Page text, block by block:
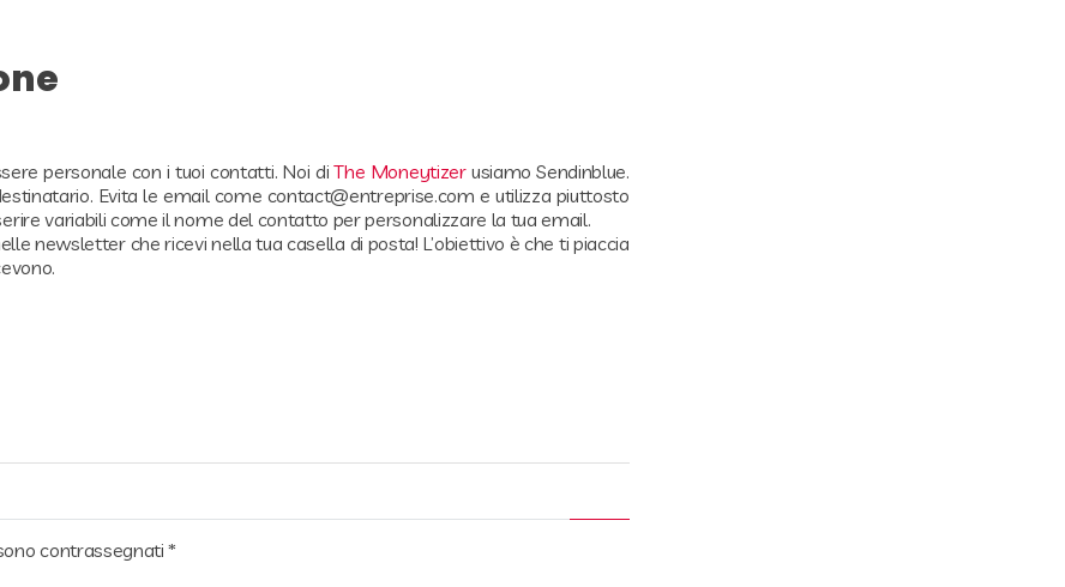
personale con i tuoi contatti. Noi diThe Moneytizerusiamo Sendinblue.
Evita le email come contact@entreprise.com e utilizza piuttosto
variabili come il nome del contatto per personalizzare la tua email.
newsletter che ricevi nella tua casella di posta! L’obiettivo è che ti piaccia
contrassegnati*